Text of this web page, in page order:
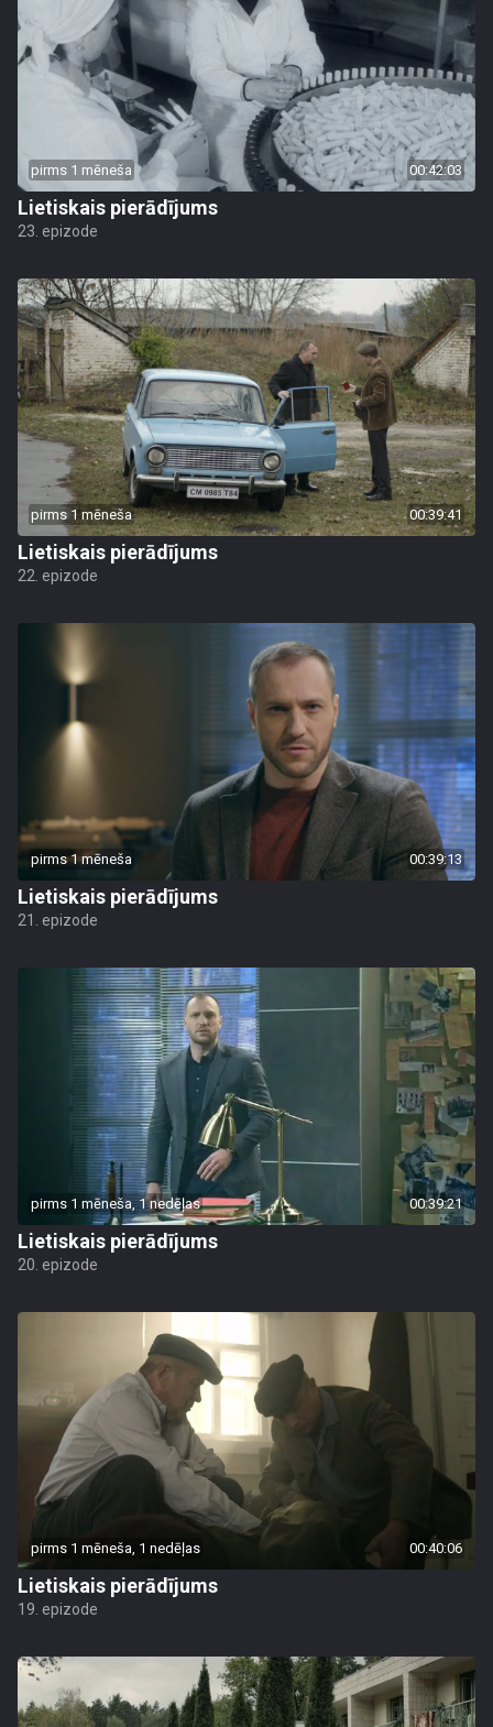
pirms 1 mēneša 00:42:03
Lietiskais pierādījums
23. epizode
pirms 1 mēneša 00:39:41
Lietiskais pierādījums
22. epizode
pirms 1 mēneša 00:39:13
Lietiskais pierādījums
21. epizode
pirms 1 mēneša, 1 nedēļas 00:39:21
Lietiskais pierādījums
20. epizode
pirms 1 mēneša, 1 nedēļas 00:40:06
Lietiskais pierādījums
19. epizode